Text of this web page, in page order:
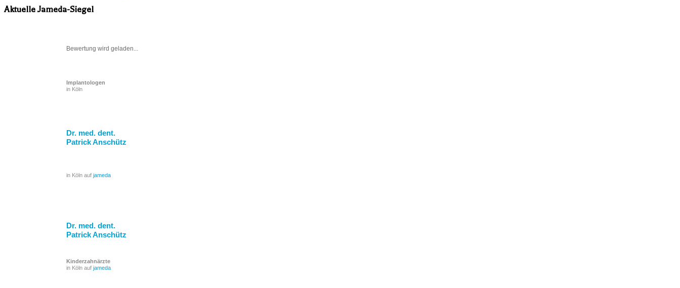
Aktuelle Jameda-Siegel
Bewertung wird geladen...
Implantologen
in Köln
Dr. med. dent.
Patrick Anschütz
in Köln auf jameda
Dr. med. dent.
Patrick Anschütz
Kinderzahnärzte
in Köln auf jameda